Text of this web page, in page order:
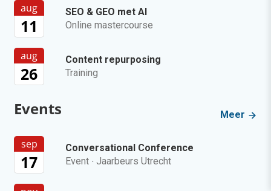
aug
11
SEO & GEO met AI
Online mastercourse
aug
26
Content repurposing
Training
Events Meer
sep
17
Conversational Conference
Event · Jaarbeurs Utrecht